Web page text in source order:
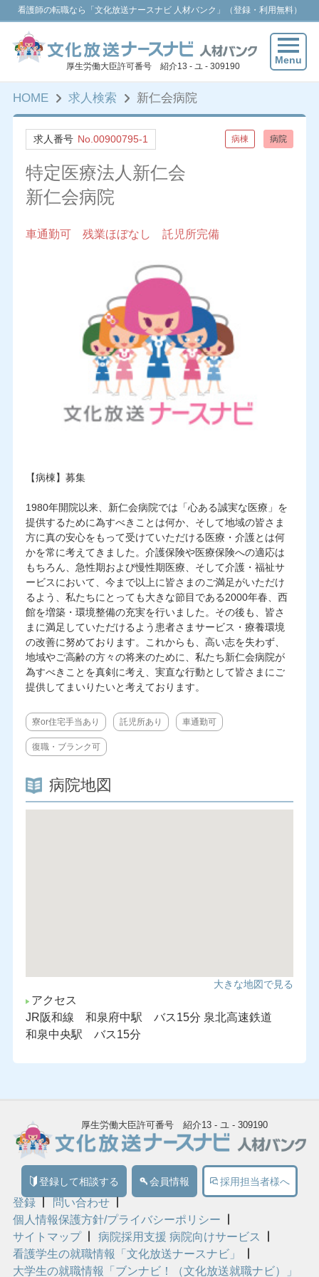
看護師の転職なら「文化放送ナースナビ 人材バンク」（登録・利用無料）
厚生労働大臣許可番号 紹介13 - ユ - 309190
Menu
HOME 求人検索 新仁会病院
求人番号 No.00900795-1 病棟 病院
特定医療法人新仁会
新仁会病院
車通勤可 残業ほぼなし 託児所完備
【病棟】募集
1980年開院以来、新仁会病院では「心ある誠実な医療」を
提供するために為すべきことは何か、そして地域の皆さま
方に真の安心をもって受けていただける医療・介護とは何
かを常に考えてきました。介護保険や医療保険への適応は
もちろん、急性期および慢性期医療、そして介護・福祉サ
ービスにおいて、今まで以上に皆さまのご満足がいただけ
るよう、私たちにとっても大きな節目である2000年春、西
館を増築・環境整備の充実を行いました。その後も、皆さ
まに満足していただけるよう患者さまサービス・療養環境
の改善に努めております。これからも、高い志を失わず、
地域やご高齢の方々の将来のために、私たち新仁会病院が
為すべきことを真剣に考え、実直な行動として皆さまにご
提供してまいりたいと考えております。
寮or住宅手当あり 託児所あり 車通勤可
復職・ブランク可
病院地図
大きな地図で見る
アクセス
JR阪和線 和泉府中駅 バス15分 泉北高速鉄道
和泉中央駅 バス15分
厚生労働大臣許可番号 紹介13 - ユ - 309190
登録して相談する 会員情報 採用担当者様へ
登録
問い合わせ
個人情報保護方針/プライバシーポリシー
サイトマップ
病院採用支援 病院向けサービス
看護学生の就職情報「文化放送ナースナビ」
大学生の就職情報「ブンナビ！（文化放送就職ナビ）」